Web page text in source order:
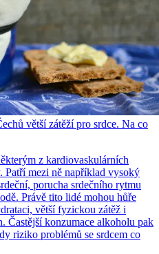
větší zátěží pro srdce. Na co
z kardiovaskulárních
Patří mezi ně například vysoký
porucha srdečního rytmu
Právě tito lidé mohou hůře
větší fyzickou zátěž i
Častější konzumace alkoholu pak
riziko problémů se srdcem co